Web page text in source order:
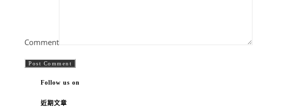
Comment
Follow us on
近期文章